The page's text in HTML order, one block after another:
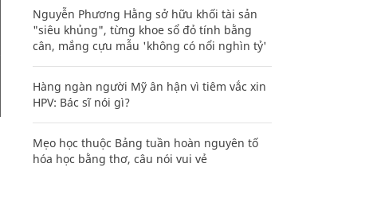
Nguyễn Phương Hằng sở hữu khối tài sản
"siêu khủng", từng khoe sổ đỏ tính bằng
cân, mắng cựu mẫu 'không có nổi nghìn tỷ'
Hàng ngàn người Mỹ ân hận vì tiêm vắc xin
HPV: Bác sĩ nói gì?
Mẹo học thuộc Bảng tuần hoàn nguyên tố
hóa học bằng thơ, câu nói vui vẻ